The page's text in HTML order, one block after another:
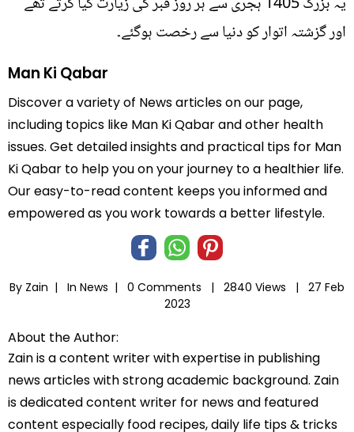
اور گزشتہ اتوار کو دنیا سے رخصت ہوگئے۔
Man Ki Qabar
Discover a variety of News articles on our page,
including topics like Man Ki Qabar and other health
issues. Get detailed insights and practical tips for Man
Ki Qabar to help you on your journey to a healthier life.
Our easy-to-read content keeps you informed and
empowered as you work towards a better lifestyle.
By Zain | In News | 0 Comments | 2840 Views |
27 Feb
2023
About the Author:
Zain is a content writer with expertise in publishing
news articles with strong academic background. Zain
is dedicated content writer for news and featured
content especially food recipes, daily life tips & tricks